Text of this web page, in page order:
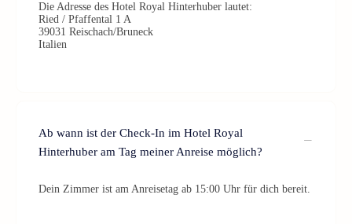
Die Adresse des Hotel Royal Hinterhuber lautet:
Ried / Pfaffental 1 A
39031 Reischach/Bruneck
Italien
Ab wann ist der Check-In im Hotel Royal
Hinterhuber am Tag meiner Anreise möglich?
Dein Zimmer ist am Anreisetag ab 15:00 Uhr für dich bereit.